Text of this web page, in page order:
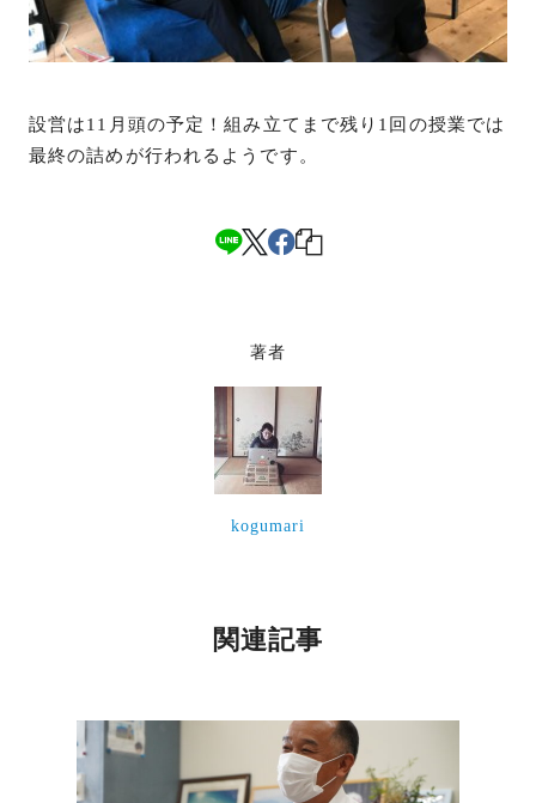
設営は11月頭の予定！組み立てまで残り1回の授業では
最終の詰めが行われるようです。
著者
kogumari
関連記事